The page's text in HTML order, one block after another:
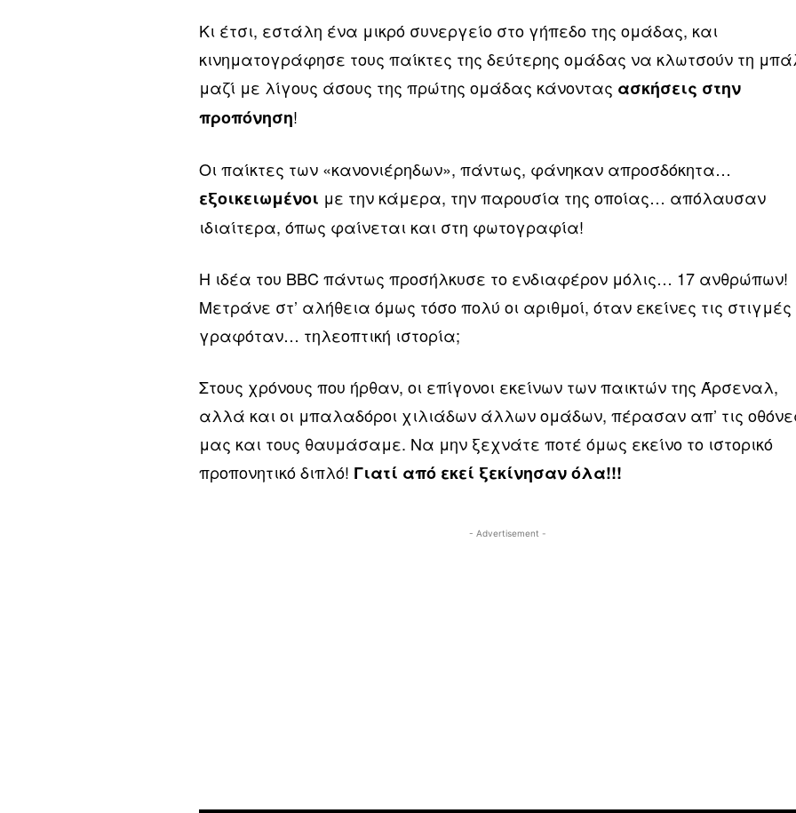
Κι έτσι, εστάλη ένα μικρό συνεργείο στο γήπεδο της ομάδας, και
κινηματογράφησε τους παίκτες της δεύτερης ομάδας να κλωτσούν τη
μαζί με λίγους άσους της πρώτης ομάδας κάνοντας ασκήσεις στην
προπόνηση!
Οι παίκτες των «κανονιέρηδων», πάντως, φάνηκαν απροσδόκητα…
εξοικειωμένοι με την κάμερα, την παρουσία της οποίας… απόλαυσαν
ιδιαίτερα, όπως φαίνεται και στη φωτογραφία!
Η ιδέα του BBC πάντως προσήλκυσε το ενδιαφέρον μόλις… 17 ανθρώπων!
Μετράνε στ’ αλήθεια όμως τόσο πολύ οι αριθμοί, όταν εκείνες τις στιγμές
γραφόταν… τηλεοπτική ιστορία;
Στους χρόνους που ήρθαν, οι επίγονοι εκείνων των παικτών της Άρσεναλ,
αλλά και οι μπαλαδόροι χιλιάδων άλλων ομάδων, πέρασαν απ’ τις
μας και τους θαυμάσαμε. Να μην ξεχνάτε ποτέ όμως εκείνο το ιστορικό
προπονητικό διπλό! Γιατί από εκεί ξεκίνησαν όλα!!!
- Advertisement -